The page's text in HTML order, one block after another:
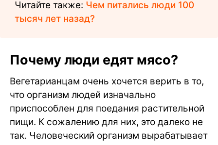
Читайте также: Чем питались люди 100
тысяч лет назад?
Почему люди едят мясо?
Вегетарианцам очень хочется верить в то,
что организм людей изначально
приспособлен для поедания растительной
пищи. К сожалению для них, это далеко не
так. Человеческий организм вырабатывает